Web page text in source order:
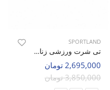
SPORTLAND
تی شرت ورزشی زنانه اسپورتلند SHIFT Max W
2,695,000 تومان
3,850,000 تومان